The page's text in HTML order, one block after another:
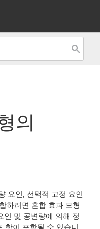
의
요인, 선택적 고정 요인
하려면 혼합 효과 모형
인 및 공변량에 의해 정
항이 포함될 수 있습니